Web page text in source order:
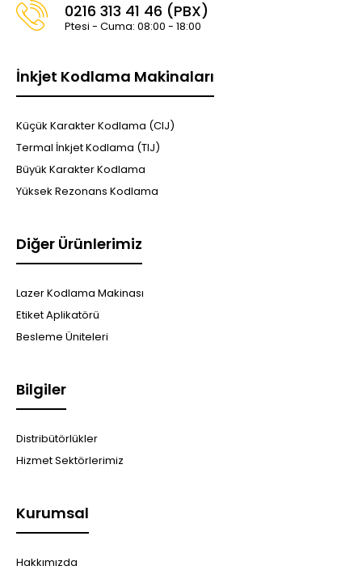
0216 313 41 46 (PBX)
Ptesi - Cuma: 08:00 - 18:00
İnkjet Kodlama Makinaları
Küçük Karakter Kodlama (CIJ)
Termal İnkjet Kodlama (TIJ)
Büyük Karakter Kodlama
Yüksek Rezonans Kodlama
Diğer Ürünlerimiz
Lazer Kodlama Makinası
Etiket Aplikatörü
Besleme Üniteleri
Bilgiler
Distribütörlükler
Hizmet Sektörlerimiz
Kurumsal
Hakkımızda